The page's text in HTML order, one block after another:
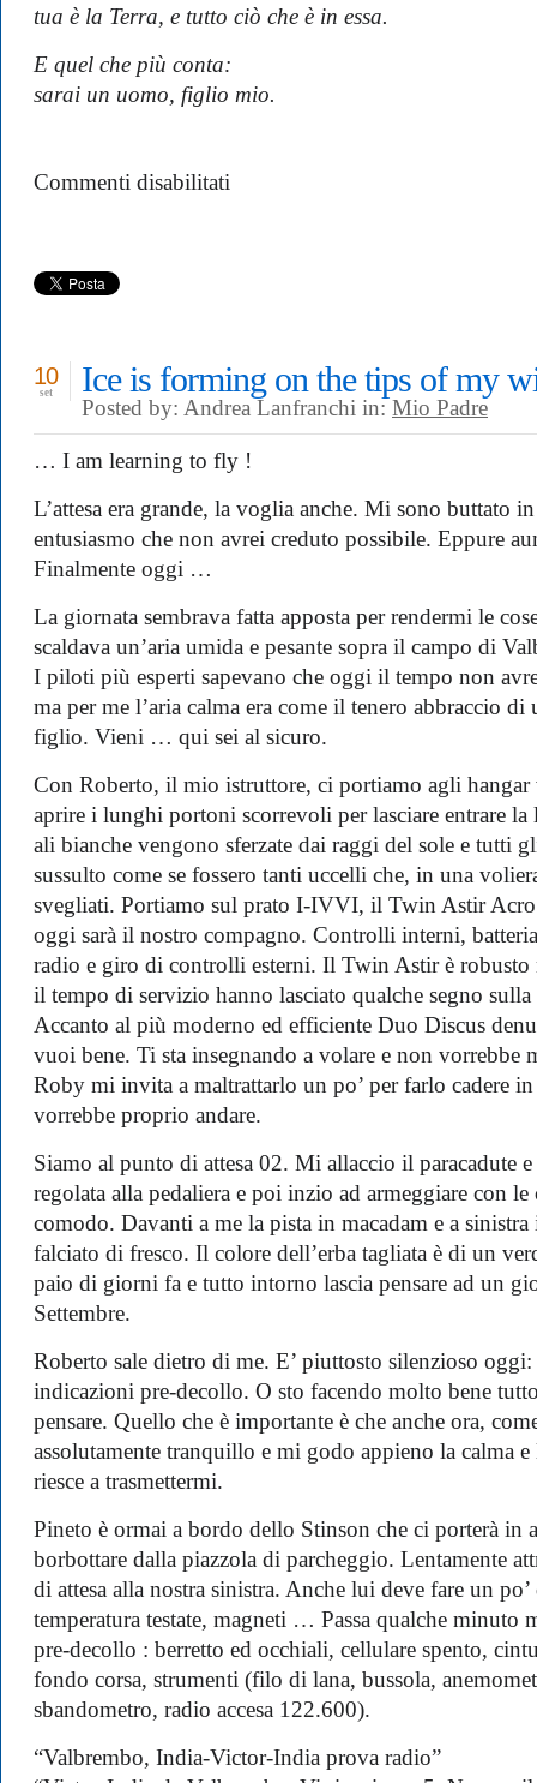
tua è la Terra, e tutto ciò che è in essa.
E quel che più conta:
sarai un uomo, figlio mio.
Commenti disabilitatiSe
Ice is forming on the tips of my
10
set
Posted by: Andrea Lanfranchi in: Mio Padre
… I am learning to fly !
L’attesa era grande, la voglia anche. Mi sono buttato
entusiasmo che non avrei creduto possibile. Eppure
Finalmente oggi …
La giornata sembrava fatta apposta per rendermi le
scaldava un’aria umida e pesante sopra il campo di
I piloti più esperti sapevano che oggi il tempo non
ma per me l’aria calma era come il tenero abbraccio
figlio. Vieni … qui sei al sicuro.
Con Roberto, il mio istruttore, ci portiamo agli hangar
aprire i lunghi portoni scorrevoli per lasciare entrare
ali bianche vengono sferzate dai raggi del sole e tutti
sussulto come se fossero tanti uccelli che, in una
svegliati. Portiamo sul prato I-IVVI, il Twin Astir
oggi sarà il nostro compagno. Controlli interni,
radio e giro di controlli esterni. Il Twin Astir è robusto
il tempo di servizio hanno lasciato qualche segno
Accanto al più moderno ed efficiente Duo Discus
vuoi bene. Ti sta insegnando a volare e non vorrebbe
Roby mi invita a maltrattarlo un po’ per farlo cadere
vorrebbe proprio andare.
Siamo al punto di attesa 02. Mi allaccio il paracadute
regolata alla pedaliera e poi inzio ad armeggiare con
comodo. Davanti a me la pista in macadam e a
falciato di fresco. Il colore dell’erba tagliata è di un
paio di giorni fa e tutto intorno lascia pensare ad un
Settembre.
Roberto sale dietro di me. E’ piuttosto silenzioso
indicazioni pre-decollo. O sto facendo molto bene
pensare. Quello che è importante è che anche ora,
assolutamente tranquillo e mi godo appieno la calma
riesce a trasmettermi.
Pineto è ormai a bordo dello Stinson che ci porterà in
borbottare dalla piazzola di parcheggio. Lentamente
di attesa alla nostra sinistra. Anche lui deve fare un
temperatura testate, magneti … Passa qualche
pre-decollo : berretto ed occhiali, cellulare spento,
fondo corsa, strumenti (filo di lana, bussola,
sbandometro, radio accesa 122.600).
“Valbrembo, India-Victor-India prova radio”